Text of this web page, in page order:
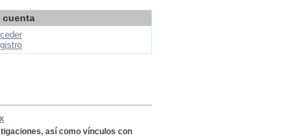
cuenta
así como vínculos con